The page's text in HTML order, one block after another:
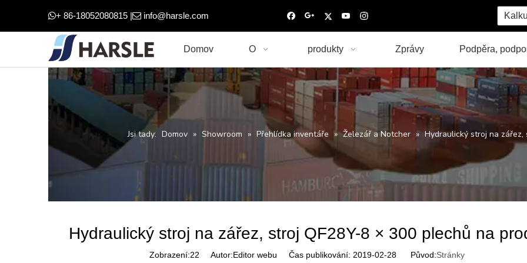
+ 86-18052080815 | info@harsle.com
Domov O produkty Zprávy Podpěra,
Jsi tady: Domov » Showroom » Přehlídka inventáře » Železář a Notcher » Hydraulický stroj na
Hydraulický stroj na zářez, stroj QF28Y-8 × 300 plechů na
Zobrazení:22 Autor:Editor webu Čas publikování: 2019-02-28 Původ:Stránky